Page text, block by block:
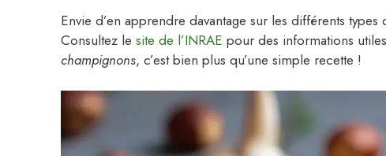
Envie d’en apprendre davantage sur les différents
Consultez le site de l’INRAE pour des informations
champignons, c’est bien plus qu’une simple recette !